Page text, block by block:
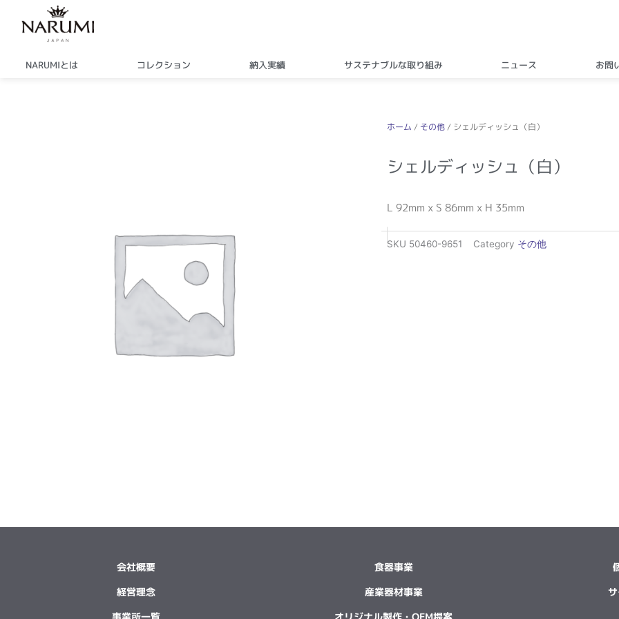
NARUMIとは コレクション 納入実績 サステナブルな取り組み ニュース お問
ホーム / その他 / シェルディッシュ（白）
シェルディッシュ（白）
L 92mm x S 86mm x H 35mm
SKU 50460-9651 Category その他
会社概要
経営理念
事業所一覧
食器事業
産業器材事業
オリジナル製作・OEM提案